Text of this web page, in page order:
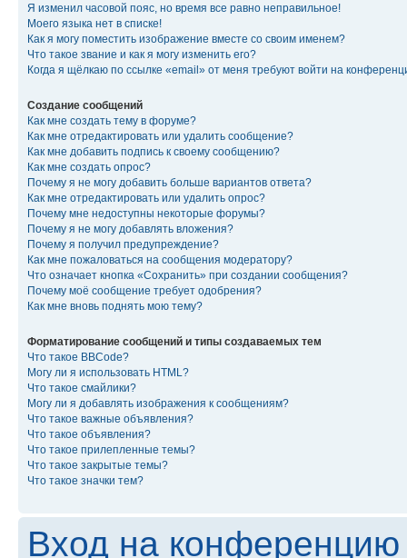
Я изменил часовой пояс, но время все равно неправильное!
Моего языка нет в списке!
Как я могу поместить изображение вместе со своим именем?
Что такое звание и как я могу изменить его?
Когда я щёлкаю по ссылке «email» от меня требуют войти на
Создание сообщений
Как мне создать тему в форуме?
Как мне отредактировать или удалить сообщение?
Как мне добавить подпись к своему сообщению?
Как мне создать опрос?
Почему я не могу добавить больше вариантов ответа?
Как мне отредактировать или удалить опрос?
Почему мне недоступны некоторые форумы?
Почему я не могу добавлять вложения?
Почему я получил предупреждение?
Как мне пожаловаться на сообщения модератору?
Что означает кнопка «Сохранить» при создании сообщения?
Почему моё сообщение требует одобрения?
Как мне вновь поднять мою тему?
Форматирование сообщений и типы создаваемых тем
Что такое BBCode?
Могу ли я использовать HTML?
Что такое смайлики?
Могу ли я добавлять изображения к сообщениям?
Что такое важные объявления?
Что такое объявления?
Что такое прилепленные темы?
Что такое закрытые темы?
Что такое значки тем?
Вход на конференцию